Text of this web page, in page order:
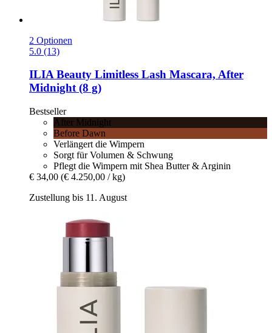
2 Optionen
5.0 (13)
ILIA Beauty Limitless Lash Mascara, After
Midnight (8 g)
Bestseller
After Midnight
Before Dawn
Verlängert die Wimpern
Sorgt für Volumen & Schwung
Pflegt die Wimpern mit Shea Butter & Arginin
€ 34,00 (€ 4.250,00 / kg)
Zustellung bis 11. August